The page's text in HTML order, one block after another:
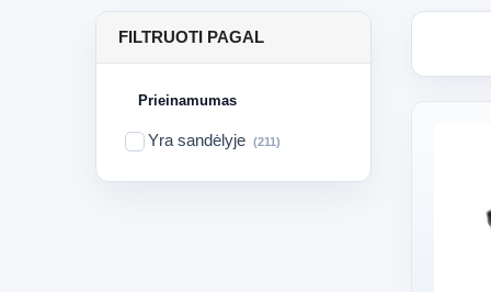
FILTRUOTI PAGAL
Prieinamumas
Yra sandėlyje (211)